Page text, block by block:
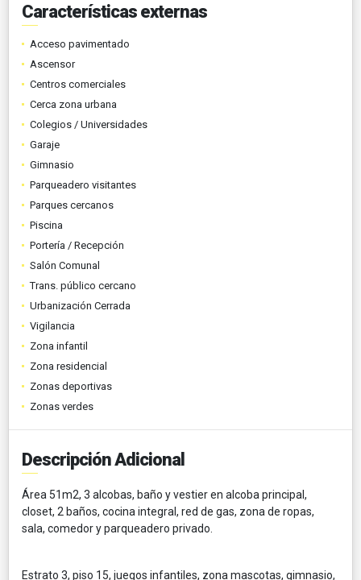
Características externas
Acceso pavimentado
Ascensor
Centros comerciales
Cerca zona urbana
Colegios / Universidades
Garaje
Gimnasio
Parqueadero visitantes
Parques cercanos
Piscina
Portería / Recepción
Salón Comunal
Trans. público cercano
Urbanización Cerrada
Vigilancia
Zona infantil
Zona residencial
Zonas deportivas
Zonas verdes
Descripción Adicional
Área 51m2, 3 alcobas, baño y vestier en alcoba principal,
closet, 2 baños, cocina integral, red de gas, zona de ropas,
sala, comedor y parqueadero privado.
Estrato 3, piso 15, juegos infantiles, zona mascotas, gimnasio,